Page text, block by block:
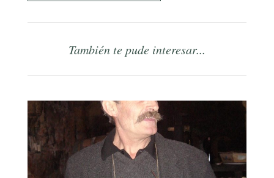
También te pude interesar...